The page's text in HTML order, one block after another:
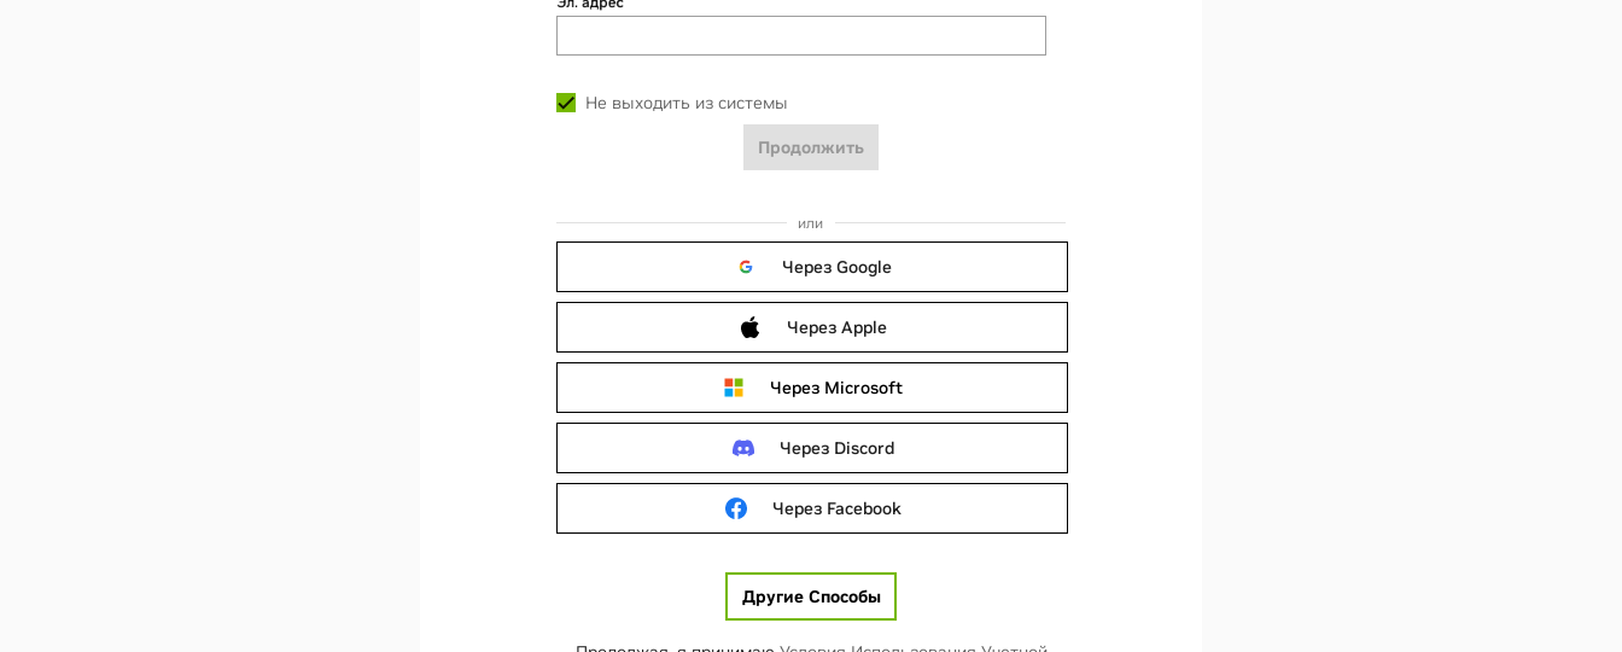
Не выходить из системы
Продолжить
или
Через Google
Через Apple
Через Microsoft
Через Discord
Через Facebook
Другие Способы